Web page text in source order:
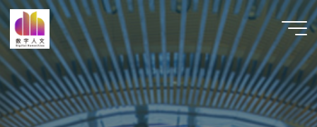
跳
至
内
容
数字人
文 |
DHCN